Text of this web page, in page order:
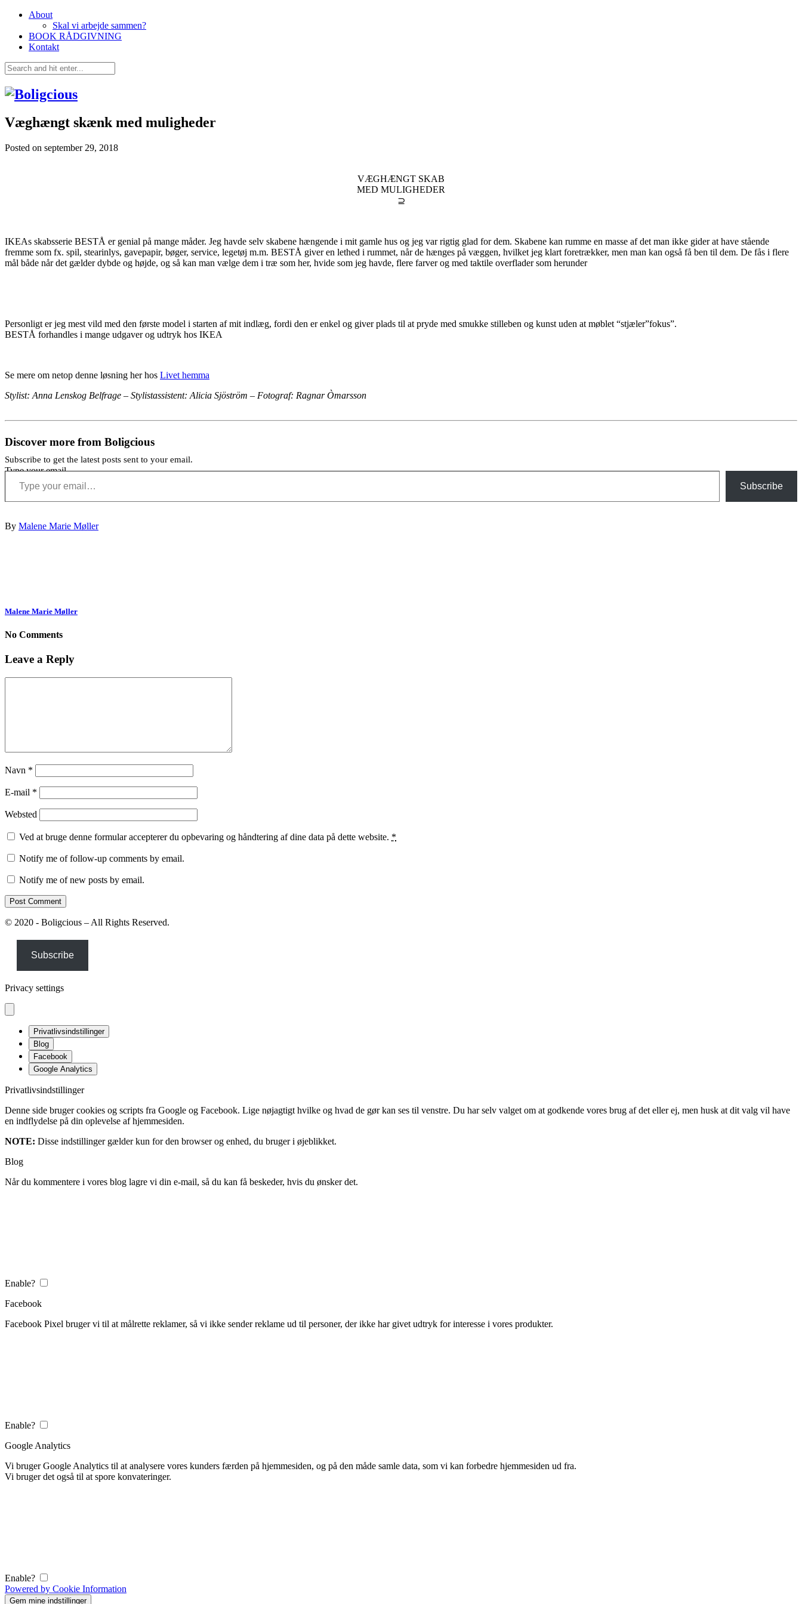
About
Skal vi arbejde sammen?
BOOK RÅDGIVNING
Kontakt
Væghængt skænk med muligheder
Posted on september 29, 2018
VÆGHÆNGT SKAB
MED MULIGHEDER
⊇
IKEAs skabsserie BESTÅ er genial på mange måder. Jeg havde selv skabene hængende i mit gamle hus og jeg var rigtig glad for dem. Skabene kan rumme en masse af det man ikke gider at have stående
fremme som fx. spil, stearinlys, gavepapir, bøger, service, legetøj m.m. BESTÅ giver en lethed i rummet, når de hænges på væggen, hvilket jeg klart foretrækker, men man kan også få ben til dem. De fås i flere
mål både når det gælder dybde og højde, og så kan man vælge dem i træ som her, hvide som jeg havde, flere farver og med taktile overflader som herunder
Personligt er jeg mest vild med den første model i starten af mit indlæg, fordi den er enkel og giver plads til at pryde med smukke stilleben og kunst uden at møblet “stjæler”fokus”.
BESTÅ forhandles i mange udgaver og udtryk hos IKEA
Se mere om netop denne løsning her hos Livet hemma
Stylist: Anna Lenskog Belfrage – Stylistassistent: Alicia Sjöström – Fotograf: Ragnar Òmarsson
Discover more from Boligcious
Subscribe to get the latest posts sent to your email.
Type your email…
Subscribe
By Malene Marie Møller
Malene Marie Møller
No Comments
Leave a Reply
Navn *
E-mail *
Websted
Ved at bruge denne formular accepterer du opbevaring og håndtering af dine data på dette website. *
Notify me of follow-up comments by email.
Notify me of new posts by email.
© 2020 - Boligcious – All Rights Reserved.
Subscribe
Privacy settings
Privatlivsindstillinger
Blog
Facebook
Google Analytics
Privatlivsindstillinger
Denne side bruger cookies og scripts fra Google og Facebook. Lige nøjagtigt hvilke og hvad de gør kan ses til venstre. Du har selv valget om at godkende vores brug af det eller ej, men husk at dit valg vil have
en indflydelse på din oplevelse af hjemmesiden.
NOTE: Disse indstillinger gælder kun for den browser og enhed, du bruger i øjeblikket.
Blog
Når du kommentere i vores blog lagre vi din e-mail, så du kan få beskeder, hvis du ønsker det.
Enable?
Facebook
Facebook Pixel bruger vi til at målrette reklamer, så vi ikke sender reklame ud til personer, der ikke har givet udtryk for interesse i vores produkter.
Enable?
Google Analytics
Vi bruger Google Analytics til at analysere vores kunders færden på hjemmesiden, og på den måde samle data, som vi kan forbedre hjemmesiden ud fra.
Vi bruger det også til at spore konvateringer.
Enable?
Powered by Cookie Information
Gem mine indstillinger